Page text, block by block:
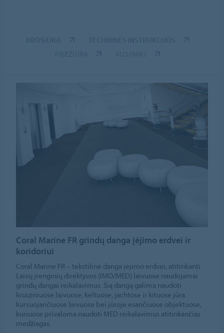
Coral Marine FR grindų danga įėjimo erdvei ir
koridoriui
Coral Marine FR – tekstilinė danga įėjimo erdvei, atitinkanti
Laivų įrenginių direktyvos (IMO/MED) laivuose naudojamai
grindų dangai reikalavimus. Šią dangą galima naudoti
kruiziniuose laivuose, keltuose, jachtose ir kituose jūra
kursuojančiuose laivuose bei jūroje esančiuose objektuose,
kuriuose privaloma naudoti MED reikalavimus atitinkančias
medžiagas.